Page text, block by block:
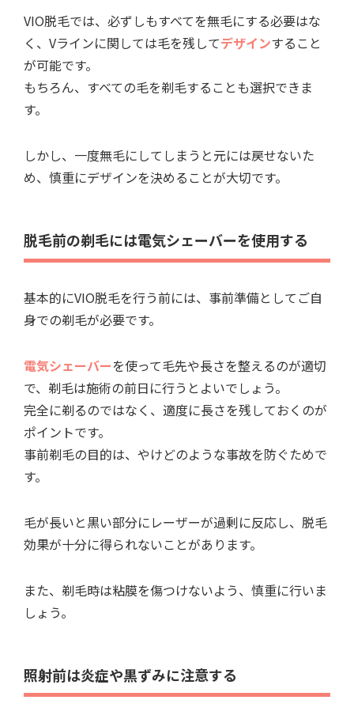
VIO脱毛では、必ずしもすべてを無毛にする必要はな
く、Vラインに関しては毛を残してデザインすること
が可能です。
もちろん、すべての毛を剃毛することも選択できま
す。
しかし、一度無毛にしてしまうと元には戻せないた
め、慎重にデザインを決めることが大切です。
脱毛前の剃毛には電気シェーバーを使用する
基本的にVIO脱毛を行う前には、事前準備としてご自
身での剃毛が必要です。
電気シェーバーを使って毛先や長さを整えるのが適切
で、剃毛は施術の前日に行うとよいでしょう。
完全に剃るのではなく、適度に長さを残しておくのが
ポイントです。
事前剃毛の目的は、やけどのような事故を防ぐためで
す。
毛が長いと黒い部分にレーザーが過剰に反応し、脱毛
効果が十分に得られないことがあります。
また、剃毛時は粘膜を傷つけないよう、慎重に行いま
しょう。
照射前は炎症や黒ずみに注意する